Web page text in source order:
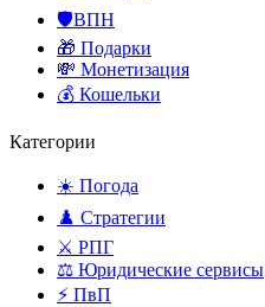
🛡️ВПН
🎁 Подарки
💸 Монетизация
💰 Кошельки
Категории
☀️ Погода
♟️ Стратегии
⚔️ РПГ
⚖️ Юридические сервисы
⚡ ПвП